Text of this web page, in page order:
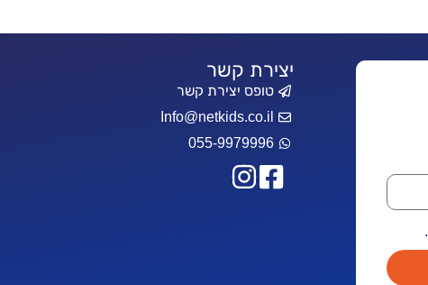
.
יצירת קשר
טופס יצירת קשר
Info@netkids.co.il
055-9979996